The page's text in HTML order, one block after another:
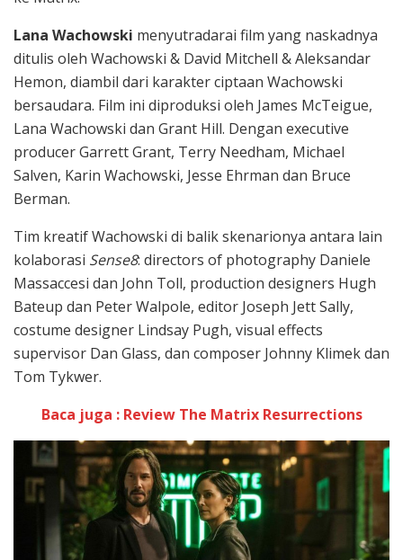
Lana Wachowski menyutradarai film yang naskadnya
ditulis oleh Wachowski & David Mitchell & Aleksandar
Hemon, diambil dari karakter ciptaan Wachowski
bersaudara. Film ini diproduksi oleh James McTeigue,
Lana Wachowski dan Grant Hill. Dengan executive
producer Garrett Grant, Terry Needham, Michael
Salven, Karin Wachowski, Jesse Ehrman dan Bruce
Berman.
Tim kreatif Wachowski di balik skenarionya antara lain
kolaborasi Sense8: directors of photography Daniele
Massaccesi dan John Toll, production designers Hugh
Bateup dan Peter Walpole, editor Joseph Jett Sally,
costume designer Lindsay Pugh, visual effects
supervisor Dan Glass, dan composer Johnny Klimek dan
Tom Tykwer.
Baca juga : Review The Matrix Resurrections